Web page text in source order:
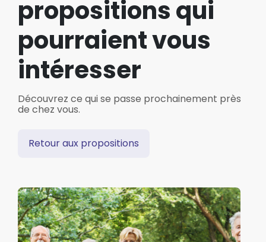
propositions qui
pourraient vous
intéresser
Découvrez ce qui se passe prochainement près
de chez vous.
Retour aux propositions